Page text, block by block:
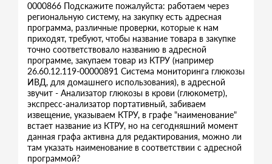
0000866 Подскажите пожалуйста: работаем через
региональную систему, на закупку есть адресная
программа, различные проверки, которые к нам
приходят, требуют, чтобы название товара в закупке
точно соответствовало названию в адресной
программе, закупаем товар из КТРУ (например
26.60.12.119-00000891 Система мониторинга глюкозы
ИВД, для домашнего использования), в адресной
звучит - Анализатор глюкозы в крови (глюкометр),
экспресс-анализатор портативный, забиваем
извещение, указываем КТРУ, в графе "наименование"
встает название из КТРУ, но на сегодняшний момент
данная графа активна для редактирования, можно ли
там указать наименование в соответствии с адресной
программой?